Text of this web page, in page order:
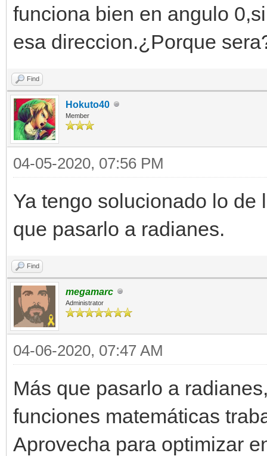
funciona bien en angulo
esa direccion.¿Porque
Find
Hokuto40
Member
04-05-2020, 07:56 PM
Ya tengo solucionado lo
que pasarlo a radianes.
Find
megamarc
Administrator
04-06-2020, 07:47 AM
Más que pasarlo a
funciones matemáticas
Aprovecha para optimizar